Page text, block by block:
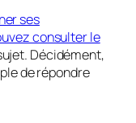
ses
consulter le
Décidément,
de répondre